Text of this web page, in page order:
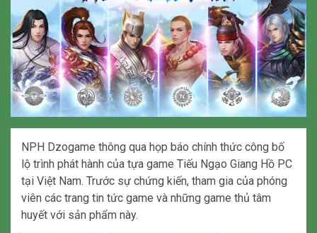
NPH Dzogame thông qua họp báo chính thức công bố
lộ trình phát hành của tựa game Tiếu Ngạo Giang Hồ PC
tại Việt Nam. Trước sự chứng kiến, tham gia của phóng
viên các trang tin tức game và những game thủ tâm
huyết với sản phẩm này.